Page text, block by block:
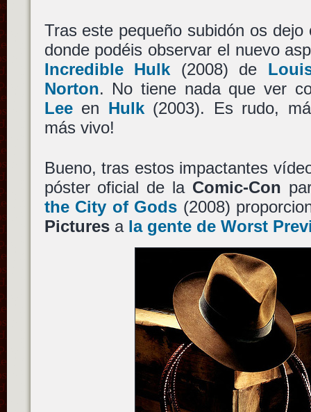
Tras este pequeño subidón os
donde podéis observar el nuevo
Incredible Hulk (2008) de
Norton. No tiene nada que ver
Leeen Hulk(2003). Es rudo,
más vivo!
Bueno, tras estos impactantes
póster oficial de la Comic-Con
the City of Gods (2008)
Picturesa la gente de Worst